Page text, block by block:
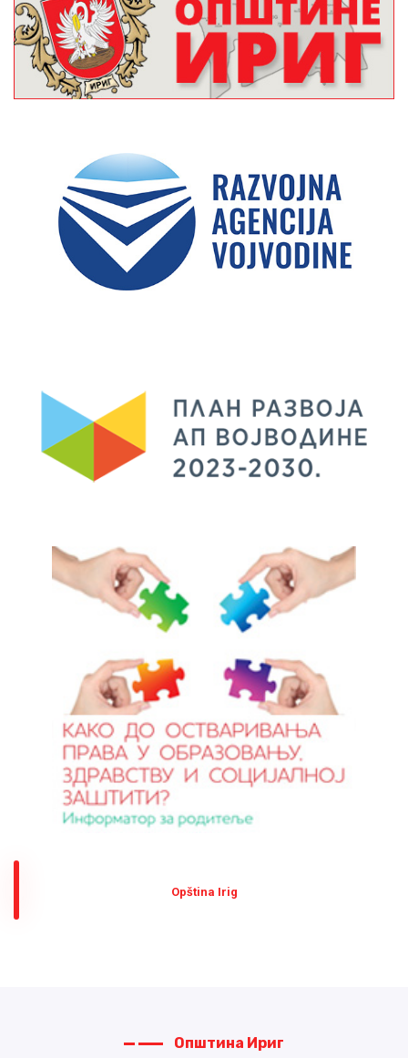
Оpština Irig
Општина Ириг